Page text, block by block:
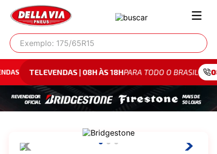
Exemplo: 175/65R15
| 08H ÀS 18H PARA TODO O BRASIL 0800 942